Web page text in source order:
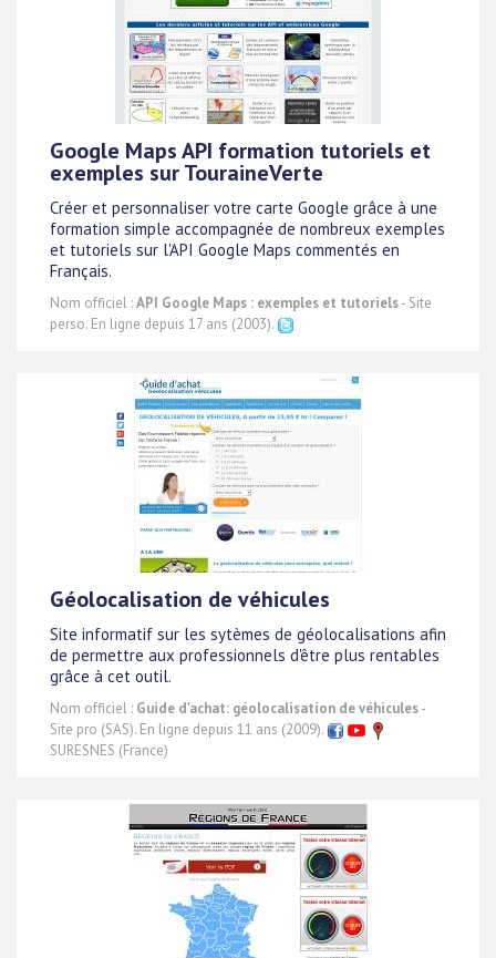
Google Maps API formation tutoriels et
exemples sur TouraineVerte
Créer et personnaliser votre carte Google grâce à une
formation simple accompagnée de nombreux exemples
et tutoriels sur l'API Google Maps commentés en
Français.
Nom officiel :API Google Maps : exemples et tutoriels- Site
perso. En ligne depuis 17 ans (2003).
Géolocalisation de véhicules
Site informatif sur les sytèmes de géolocalisations afin
de permettre aux professionnels d'être plus rentables
grâce à cet outil.
Nom officiel : Guide d'achat: géolocalisation de véhicules-
Site pro (SAS). En ligne depuis 11 ans (2009).
SURESNES (France)